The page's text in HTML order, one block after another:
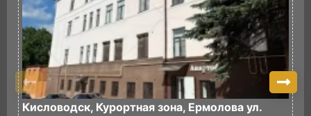
Кисловодск, Курортная зона, Ермолова ул.